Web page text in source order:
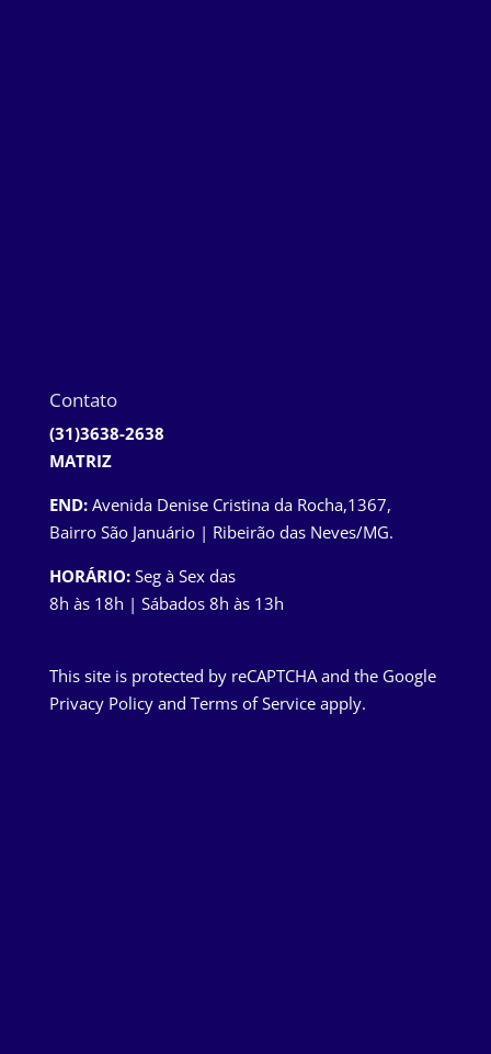
Contato
(31)3638-2638
MATRIZ
END:Avenida Denise Cristina da Rocha,1367,
Bairro São Januário | Ribeirão das Neves/MG.
HORÁRIO:Seg à Sex das
8h às 18h | Sábados 8h às 13h
This site is protected by reCAPTCHA and the Google
Privacy Policyand Terms of Serviceapply.